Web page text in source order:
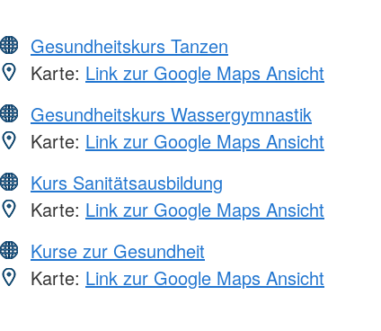
Gesundheitskurs Tanzen
Karte: Link zur Google Maps Ansicht
Gesundheitskurs Wassergymnastik
Karte: Link zur Google Maps Ansicht
Kurs Sanitätsausbildung
Karte: Link zur Google Maps Ansicht
Kurse zur Gesundheit
Karte: Link zur Google Maps Ansicht